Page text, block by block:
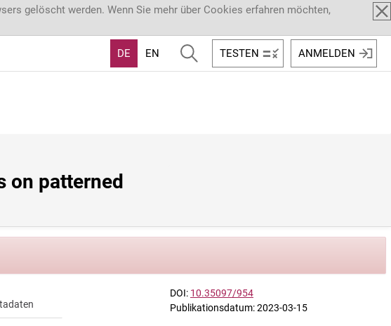
gelöscht werden. Wenn Sie mehr über Cookies erfahren möchten,
DE EN TESTEN ANMELDEN
on patterned
DOI: 10.35097/954
Publikationsdatum: 2023-03-15